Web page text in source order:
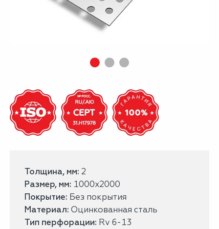
Толщина, мм: 2
Размер, мм: 1000x2000
Покрытие: Без покрытия
Материал: Оцинкованная сталь
Тип перфорации: Rv 6-13